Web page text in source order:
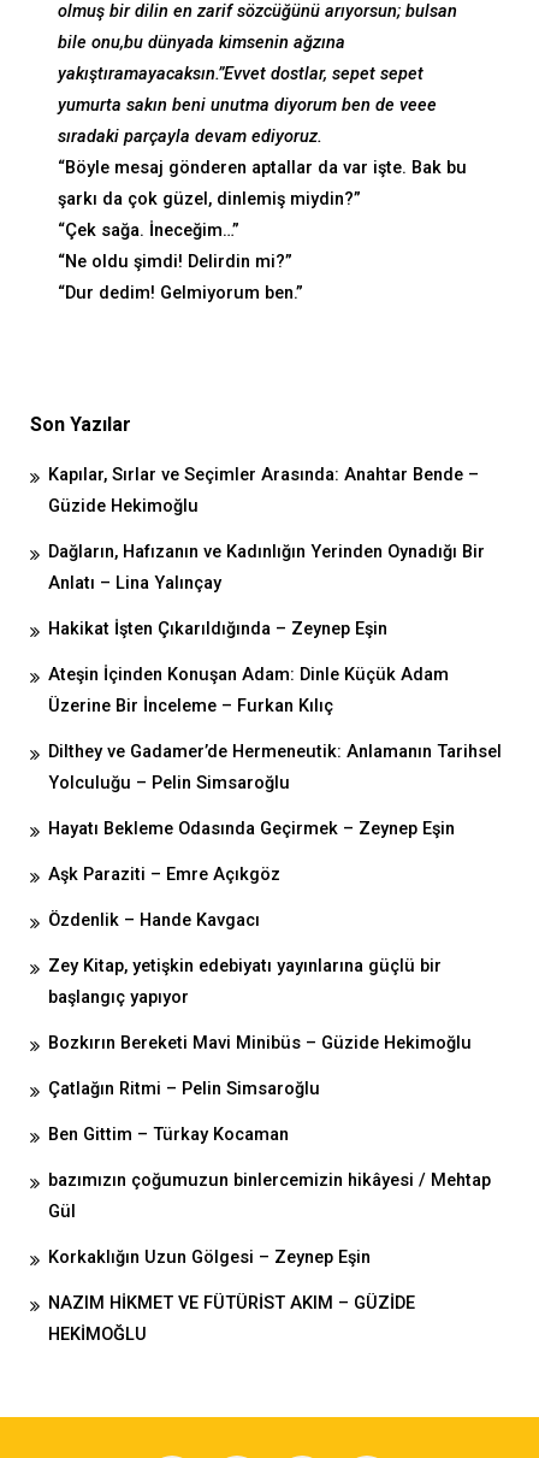
olmuş bir dilin en zarif sözcüğünü arıyorsun; bulsan
bile onu,bu dünyada kimsenin ağzına
yakıştıramayacaksın.”Evvet dostlar, sepet sepet
yumurta sakın beni unutma diyorum ben de veee
sıradaki parçayla devam ediyoruz.
“Böyle mesaj gönderen aptallar da var işte. Bak bu
şarkı da çok güzel, dinlemiş miydin?”
“Çek sağa. İneceğim…”
“Ne oldu şimdi! Delirdin mi?”
“Dur dedim! Gelmiyorum ben.”
Son Yazılar
Kapılar, Sırlar ve Seçimler Arasında: Anahtar Bende –
Güzide Hekimoğlu
Dağların, Hafızanın ve Kadınlığın Yerinden Oynadığı Bir
Anlatı – Lina Yalınçay
Hakikat İşten Çıkarıldığında – Zeynep Eşin
Ateşin İçinden Konuşan Adam: Dinle Küçük Adam
Üzerine Bir İnceleme – Furkan Kılıç
Dilthey ve Gadamer’de Hermeneutik: Anlamanın Tarihsel
Yolculuğu – Pelin Simsaroğlu
Hayatı Bekleme Odasında Geçirmek – Zeynep Eşin
Aşk Paraziti – Emre Açıkgöz
Özdenlik – Hande Kavgacı
Zey Kitap, yetişkin edebiyatı yayınlarına güçlü bir
başlangıç yapıyor
Bozkırın Bereketi Mavi Minibüs – Güzide Hekimoğlu
Çatlağın Ritmi – Pelin Simsaroğlu
Ben Gittim – Türkay Kocaman
bazımızın çoğumuzun binlercemizin hikâyesi / Mehtap
Gül
Korkaklığın Uzun Gölgesi – Zeynep Eşin
NAZIM HİKMET VE FÜTÜRİST AKIM – GÜZİDE
HEKİMOĞLU